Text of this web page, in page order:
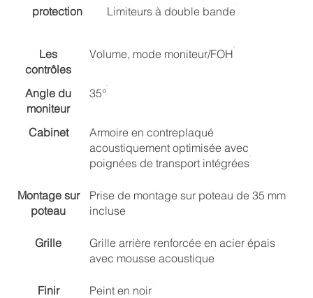
protection Limiteurs à double bande
Les
contrôles
Volume, mode moniteur/FOH
Angle du
moniteur
35°
Cabinet
Armoire en contreplaqué
acoustiquement optimisée avec
poignées de transport intégrées
Montage sur
poteau
Prise de montage sur poteau de 35 mm
incluse
Grille
Grille arrière renforcée en acier épais
avec mousse acoustique
Finir Peint en noir